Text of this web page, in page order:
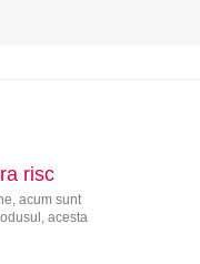
risc
acum sunt
acesta